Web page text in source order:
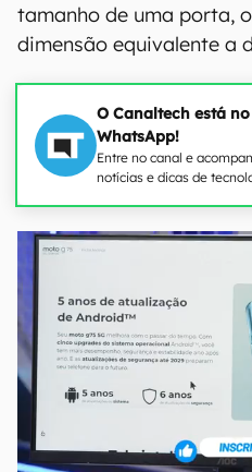
tamanho de uma porta,
dimensão equivalente a
O Canaltech está no
WhatsApp!
Entre no canal e
notícias e dicas de